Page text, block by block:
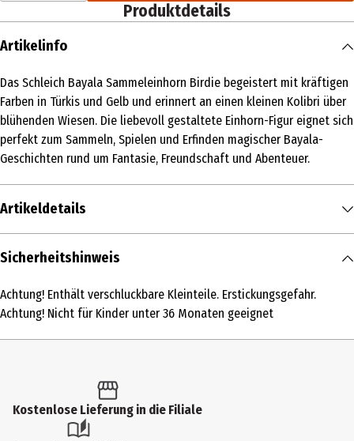
Produktdetails
Artikelinfo
Das Schleich Bayala Sammeleinhorn Birdie begeistert mit kräftigen
Farben in Türkis und Gelb und erinnert an einen kleinen Kolibri über
blühenden Wiesen. Die liebevoll gestaltete Einhorn-Figur eignet sich
perfekt zum Sammeln, Spielen und Erfinden magischer Bayala-
Geschichten rund um Fantasie, Freundschaft und Abenteuer.
Artikeldetails
Inhalt
Produkttyp
Artikelnummer des Herstellers
Sicherheitshinweis
Achtung! Enthält verschluckbare Kleinteile. Erstickungsgefahr.
Achtung! Nicht für Kinder unter 36 Monaten geeignet
Kostenlose Lieferung in die Filiale